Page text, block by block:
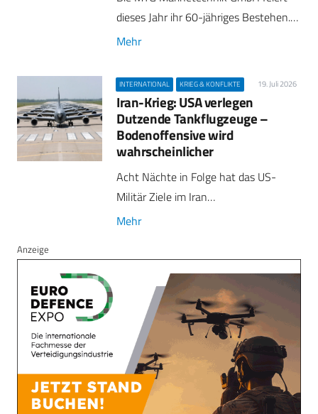
dieses Jahr ihr 60-jähriges Bestehen.…
Mehr
INTERNATIONAL KRIEG & KONFLIKTE 19. Juli 2026
Iran-Krieg: USA verlegen
Dutzende Tankflugzeuge –
Bodenoffensive wird
wahrscheinlicher
Acht Nächte in Folge hat das US-
Militär Ziele im Iran…
Mehr
Anzeige